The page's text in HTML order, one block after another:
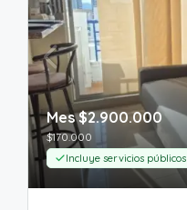
Mes$2.900.000
$170.000
Incluye servicios públicos